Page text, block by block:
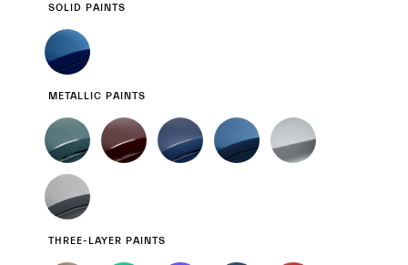
SOLID PAINTS
METALLIC PAINTS
THREE-LAYER PAINTS